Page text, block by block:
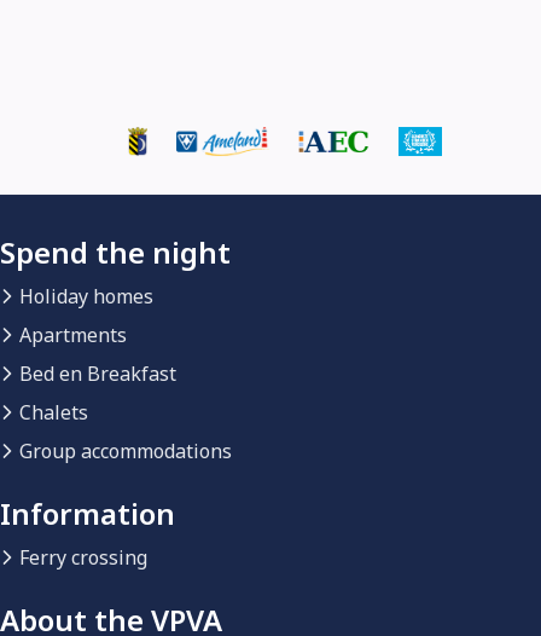
Spend the night
Holiday homes
Apartments
Bed en Breakfast
Chalets
Group accommodations
Information
Ferry crossing
About the VPVA